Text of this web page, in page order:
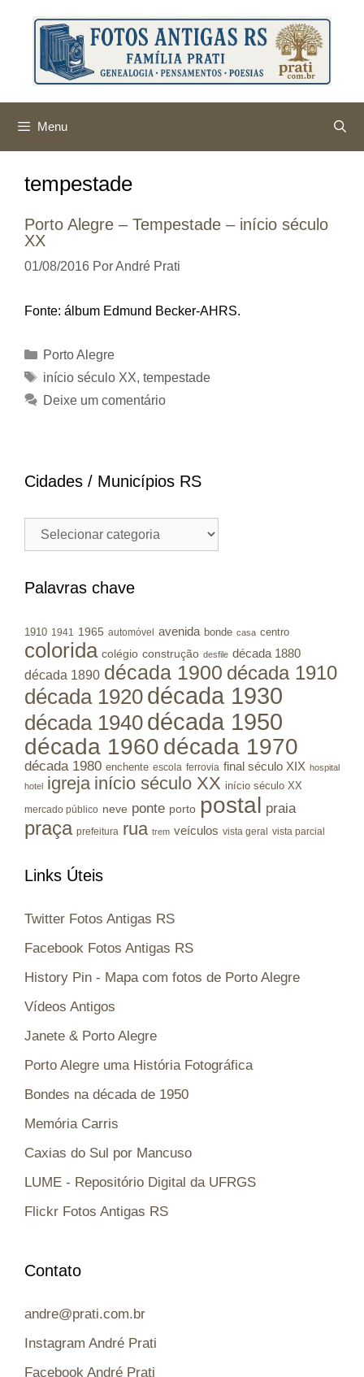
conteúdo
Menu
tempestade
Porto Alegre – Tempestade – início século
XX
01/08/2016 PorAndré Prati
Fonte: álbum Edmund Becker-AHRS.
Categorias
Porto Alegre
Tags
início século XX, tempestade
Deixe um comentário
Cidades / Municípios RS
Cidades
Municípios
Palavras chave
1910 1941 1965 automóvel avenida bonde casa centro
colorida colégio construção desfile década 1880
década 1890 década 1900 década 1910
década 1920 década 1930
década 1940 década 1950
década 1960 década 1970
década 1980 enchente escola ferrovia final século XIX hospital
hotel igreja início século XX início século XX
mercado público neve ponte porto postal praia
praça prefeitura rua trem veículos vista geral vista parcial
Links Úteis
Twitter Fotos Antigas RS
Facebook Fotos Antigas RS
History Pin - Mapa com fotos de Porto Alegre
Vídeos Antigos
Janete & Porto Alegre
Porto Alegre uma História Fotográfica
Bondes na década de 1950
Memória Carris
Caxias do Sul por Mancuso
LUME - Repositório Digital da UFRGS
Flickr Fotos Antigas RS
Contato
andre@prati.com.br
Instagram André Prati
Facebook André Prati